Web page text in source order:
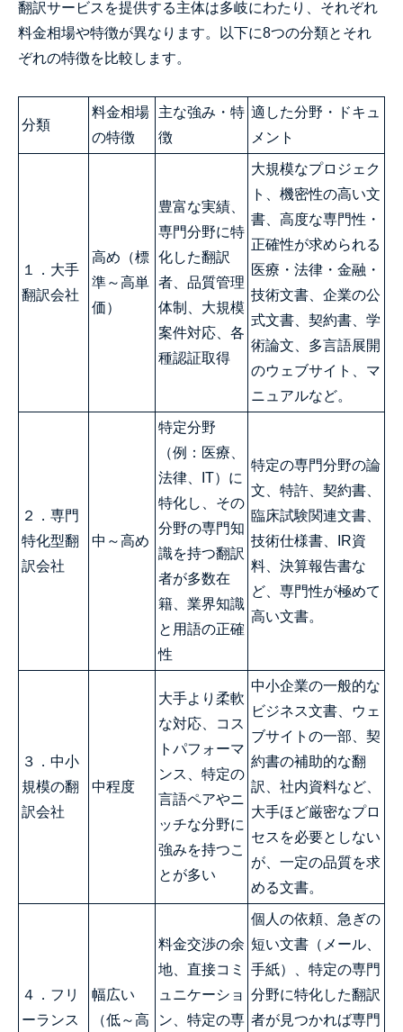
翻訳サービスを提供する主体は多岐にわたり、それぞれ
料金相場や特徴が異なります。以下に8つの分類とそれ
ぞれの特徴を比較します。
分類
料金相場
の特徴
主な強み・特
徴
適した分野・ドキュ
メント
１．大手
翻訳会社
高め（標
準～高単
価）
豊富な実績、
専門分野に特
化した翻訳
者、品質管理
体制、大規模
案件対応、各
種認証取得
大規模なプロジェク
ト、機密性の高い文
書、高度な専門性・
正確性が求められる
医療・法律・金融・
技術文書、企業の公
式文書、契約書、学
術論文、多言語展開
のウェブサイト、マ
ニュアルなど。
２．専門
特化型翻
訳会社
中～高め
特定分野
（例：医療、
法律、IT）に
特化し、その
分野の専門知
識を持つ翻訳
者が多数在
籍、業界知識
と用語の正確
性
特定の専門分野の論
文、特許、契約書、
臨床試験関連文書、
技術仕様書、IR資
料、決算報告書な
ど、専門性が極めて
高い文書。
３．中小
規模の翻
訳会社
中程度
大手より柔軟
な対応、コス
トパフォーマ
ンス、特定の
言語ペアやニ
ッチな分野に
強みを持つこ
とが多い
中小企業の一般的な
ビジネス文書、ウェ
ブサイトの一部、契
約書の補助的な翻
訳、社内資料など、
大手ほど厳密なプロ
セスを必要としない
が、一定の品質を求
める文書。
４．フリ
ーランス
幅広い
（低～高
料金交渉の余
地、直接コミ
ュニケーショ
ン、特定の専
個人の依頼、急ぎの
短い文書（メール、
手紙）、特定の専門
分野に特化した翻訳
者が見つかれば専門